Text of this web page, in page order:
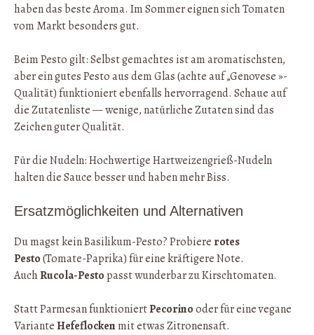
haben das beste Aroma. Im Sommer eignen sich Tomaten
vom Markt besonders gut.
Beim Pesto gilt: Selbst gemachtes ist am aromatischsten,
aber ein gutes Pesto aus dem Glas (achte auf „Genovese »-
Qualität) funktioniert ebenfalls hervorragend. Schaue auf
die Zutatenliste — wenige, natürliche Zutaten sind das
Zeichen guter Qualität.
Für die Nudeln: Hochwertige Hartweizengrieß-Nudeln
halten die Sauce besser und haben mehr Biss.
Ersatzmöglichkeiten und Alternativen
Du magst kein Basilikum-Pesto? Probiere rotes
Pesto(Tomate-Paprika) für eine kräftigere Note.
AuchRucola-Pesto passt wunderbar zu Kirschtomaten.
Statt Parmesan funktioniertPecorinooder für eine vegane
VarianteHefeflockenmit etwas Zitronensaft.